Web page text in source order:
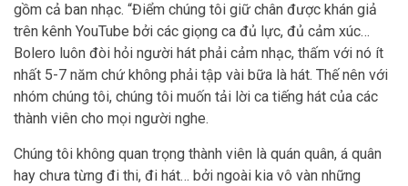
gồm cả ban nhạc. “Điểm chúng tôi giữ chân được khán giả
trên kênh YouTube bởi các giọng ca đủ lực, đủ cảm xúc…
Bolero luôn đòi hỏi người hát phải cảm nhạc, thấm với nó ít
nhất 5-7 năm chứ không phải tập vài bữa là hát. Thế nên với
nhóm chúng tôi, chúng tôi muốn tải lời ca tiếng hát của các
thành viên cho mọi người nghe.
Chúng tôi không quan trọng thành viên là quán quân, á quân
hay chưa từng đi thi, đi hát… bởi ngoài kia vô vàn những